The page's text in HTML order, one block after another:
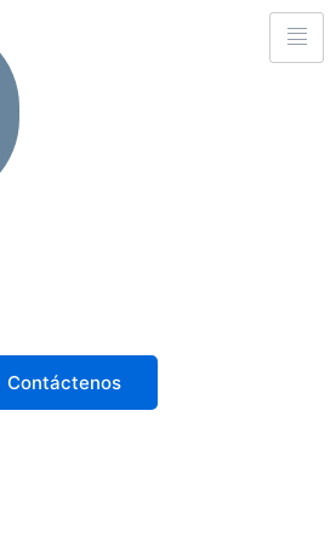
Disfruta,
desde casa!
Contáctenos